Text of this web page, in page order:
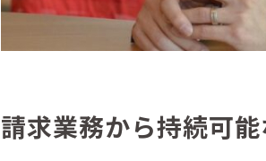
請求業務から持続可